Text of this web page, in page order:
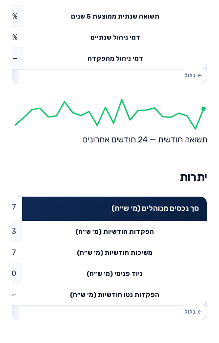
תשואה שנתית ממוצעת 5 שנים 1.18%
דמי ניהול שנתיים
דמי ניהול מהפקדה —
תשואה חודשית — 24 חודשים אחרונים
יתרות
סך נכסים מנוהלים (מ׳ ש״ח)
הפקדות חודשיות (מ׳ ש״ח) 1.43
משיכות חודשיות (מ׳ ש״ח) 2.97
ניוד פנימי (מ׳ ש״ח) 0
הפקדות נטו חודשיות (מ׳ ש״ח) -1.54